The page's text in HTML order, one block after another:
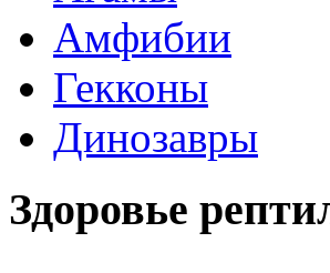
Амфибии
Гекконы
Динозавры
Здоровье